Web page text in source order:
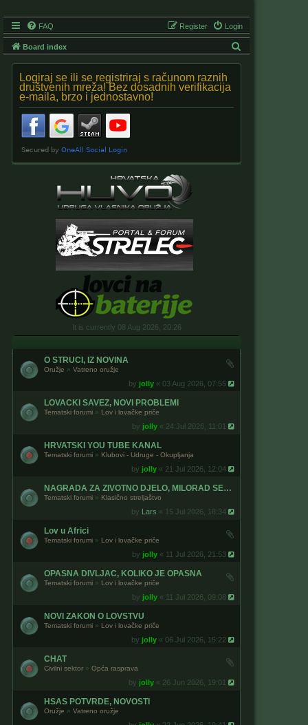
FAQ Login
Register
Board index
Logiraj se ili se registriraj s računom raznih
društvenih mreža! Bez dosadnih verifikacija
e-maila, brzo i jednostavno!
It is currently 08 Aug 2026, 20:26
O STRUCI, IZ NOVINA
Oružje » Vatreno oružje
by jolly« 03 Aug 2026, 07:55
LOVACKI SAVEZ, NOVI PROBLEMI
Tematski forumi » Lov i lovačke priče
by jolly« 24 Jul 2026, 11:01
HRVATSKI YOU TUBE KANAL
Tematski forumi » Klubovi - Udruge - Okupljanja
by jolly« 21 Jul 2026, 12:04
NAGRADA ZA ZIVOTNO DJELO, MILORAD SEPIC
Tematski forumi » Klasično streljaštvo
by Lars « 15 Jul 2026, 18:34
Lov u Africi
Tematski forumi » Lov i lovačke priče
by jolly« 11 Jul 2026, 21:53
OPASNA DIVLJAC, KOLIKO JE OPASNA
Tematski forumi » Lov i lovačke priče
by jolly« 11 Jul 2026, 09:08
NOVI ZAKON O LOVSTVU
Tematski forumi » Lov i lovačke priče
by jolly« 06 Jul 2026, 15:22
CHAT
Civilni sektor » Opća rasprava
by jolly« 26 Jun 2026, 19:01
HSAS POTVRDE, NOVOSTI
Oružje » Vatreno oružje